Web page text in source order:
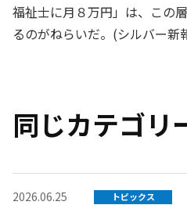
福祉士に月８万円」は、この
るのがねらいだ。(シルバー新
同じカテゴリ
2026.06.25 トピックス